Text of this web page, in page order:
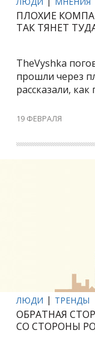
ПЛОХИЕ
ТАК ТЯНЕТ
TheVyshka
прошли через
рассказали,
19 ФЕВРАЛЯ
ЛЮДИ ТРЕНДЫ
ОБРАТНАЯ
СО СТОРОНЫ